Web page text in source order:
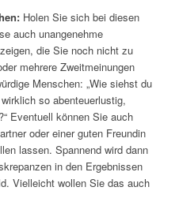
Holen Sie sich bei diesen
auch unangenehme
die Sie noch nicht zu
mehrere Zweitmeinungen
Menschen: „Wie siehst du
so abenteuerlustig,
Eventuell können Sie auch
oder einer guten Freundin
lassen. Spannend wird dann
in den Ergebnissen
Vielleicht wollen Sie das auch